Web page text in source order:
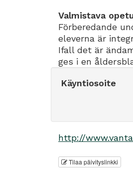
Valmistava
Förberedande
eleverna är
Ifall det är
ges i en
Käyntiosoite
http://
Tilaa päivityslinkki